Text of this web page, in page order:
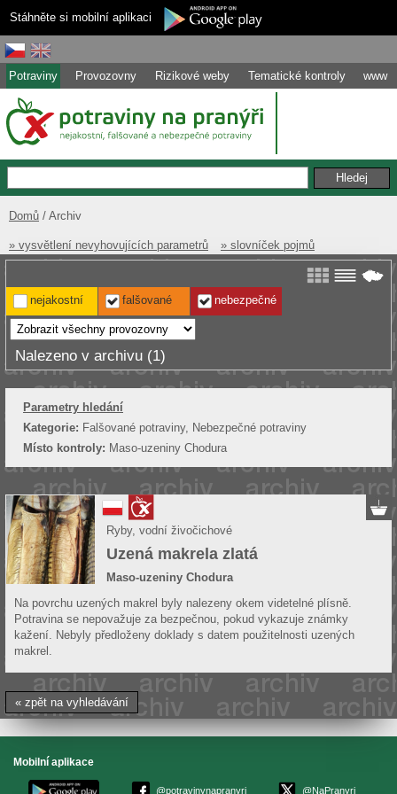
Stáhněte si mobilní aplikaci
Potraviny Provozovny Rizikové weby Tematické kontroly www
Domů Archiv
» vysvětlení nevyhovujících parametrů » slovníček pojmů
nejakostní falšované nebezpečné
Nalezeno v archivu (1)
Parametry hledání
Kategorie: Falšované potraviny, Nebezpečné potraviny
Místo kontroly: Maso-uzeniny Chodura
Ryby, vodní živočichové
Uzená makrela zlatá
Maso-uzeniny Chodura
Na povrchu uzených makrel byly nalezeny okem videtelné plísně.
Potravina se nepovažuje za bezpečnou, pokud vykazuje známky
kažení. Nebyly předloženy doklady s datem použitelnosti uzených
makrel.
« zpět na vyhledávání
Mobilní aplikace
@potravinynapranyri @NaPranyri